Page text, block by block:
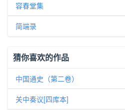
容春堂集
简端录
猜你喜欢的作品
中国通史（第二卷）
关中奏议[四库本]